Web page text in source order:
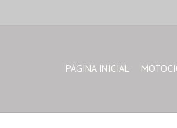
PÁGINA INICIAL